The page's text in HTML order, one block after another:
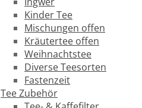
Kinder Tee
Mischungen offen
Kräutertee offen
Weihnachtstee
Diverse Teesorten
Fastenzeit
Tee Zubehör